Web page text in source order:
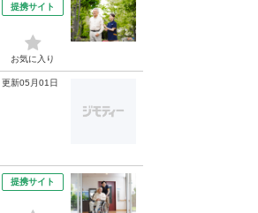
提携サイト
お気に入り
更新05月01日
提携サイト